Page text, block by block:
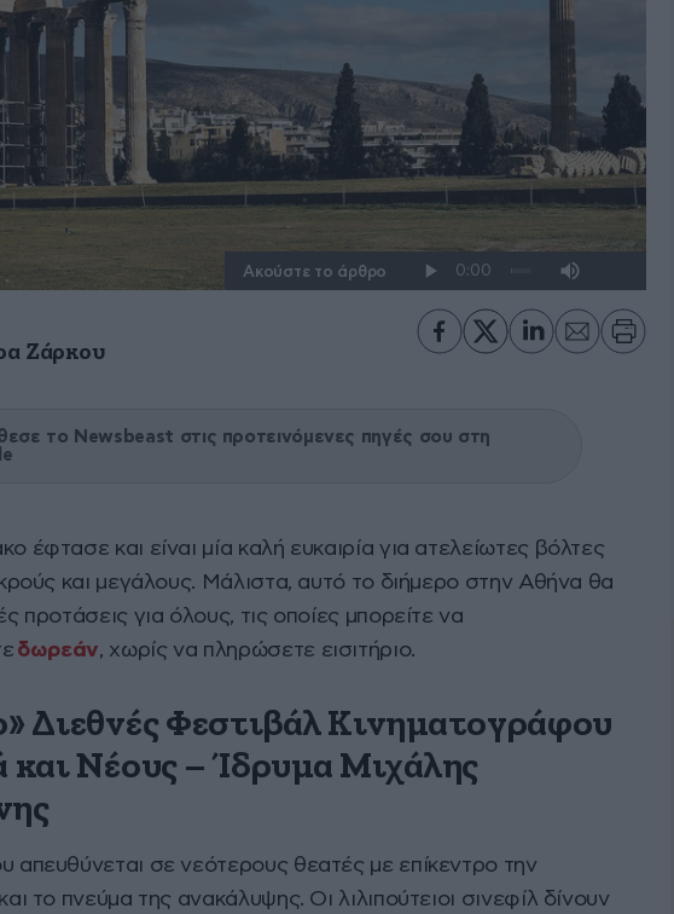
Ακούστε το άρθρο
Ζάρκου
το Newsbeast στις προτεινόμενες πηγές σου στη
έφτασε και είναι μία καλή ευκαιρία για ατελείωτες βόλτες
και μεγάλους. Μάλιστα, αυτό το διήμερο στην Αθήνα θα
προτάσεις για όλους, τις οποίες μπορείτε να
δωρεάν, χωρίς να πληρώσετε εισιτήριο.
Διεθνές Φεστιβάλ Κινηματογράφου
και Νέους – Ίδρυμα Μιχάλης
απευθύνεται σε νεότερους θεατές με επίκεντρο την
το πνεύμα της ανακάλυψης. Οι λιλιπούτειοι σινεφίλ δίνουν